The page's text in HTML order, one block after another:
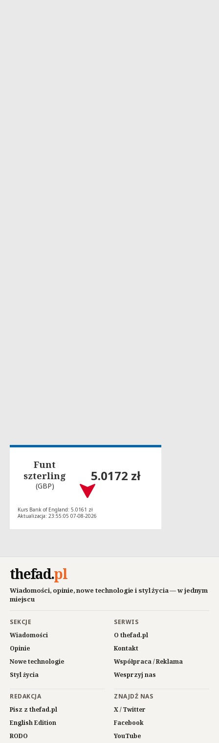
Funt
szterling
(GBP)
5.0172 zł
Kurs Bank of England: 5.0161 zł
Aktualizacja: 23:55:05 07-08-2026
thefad.pl
Wiadomości, opinie, nowe technologie i styl życia — w jednym
miejscu
SEKCJE
Wiadomości
Opinie
Nowe technologie
Styl życia
SERWIS
O thefad.pl
Kontakt
Współpraca / Reklama
Wesprzyj nas
REDAKCJA
Pisz z thefad.pl
English Edition
RODO
ZNAJDŹ NAS
X / Twitter
Facebook
YouTube